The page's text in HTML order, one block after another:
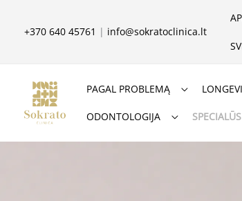
+370 640 45761 | info@sokratoclinica.lt
PAGAL PROBLEMĄ
ODONTOLOGIJA